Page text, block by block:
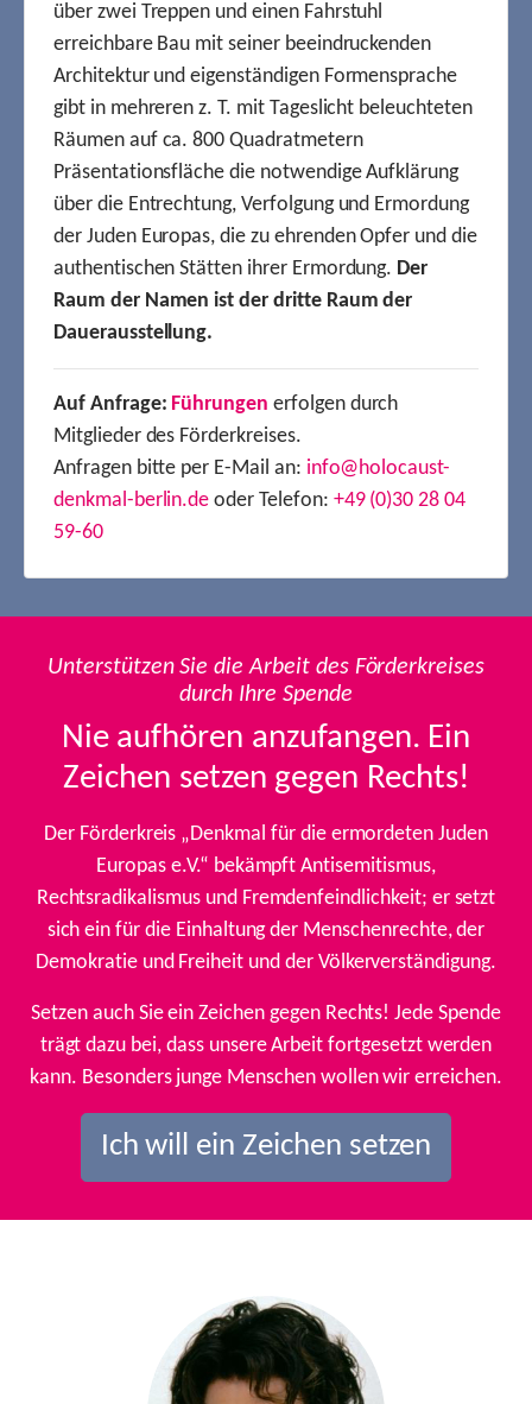
über zwei Treppen und einen Fahrstuhl
erreichbare Bau mit seiner beeindruckenden
Architektur und eigenständigen Formensprache
gibt in mehreren z. T. mit Tageslicht beleuchteten
Räumen auf ca. 800 Quadratmetern
Präsentationsfläche die notwendige Aufklärung
über die Entrechtung, Verfolgung und Ermordung
der Juden Europas, die zu ehrenden Opfer und die
authentischen Stätten ihrer Ermordung. Der
Raum der Namen ist der dritte Raum der
Dauerausstellung.
Auf Anfrage: Führungen erfolgen durch
Mitglieder des Förderkreises.
Anfragen bitte per E-Mail an: info@holocaust-
denkmal-berlin.de oder Telefon: +49 (0)30 28 04
59-60
Unterstützen Sie die Arbeit des Förderkreises
durch Ihre Spende
Nie aufhören anzufangen. Ein
Zeichen setzen gegen Rechts!
Der Förderkreis „Denkmal für die ermordeten Juden
Europas e.V.“ bekämpft Antisemitismus,
Rechtsradikalismus und Fremdenfeindlichkeit; er setzt
sich ein für die Einhaltung der Menschenrechte, der
Demokratie und Freiheit und der Völkerverständigung.
Setzen auch Sie ein Zeichen gegen Rechts! Jede Spende
trägt dazu bei, dass unsere Arbeit fortgesetzt werden
kann. Besonders junge Menschen wollen wir erreichen.
Ich will ein Zeichen setzen